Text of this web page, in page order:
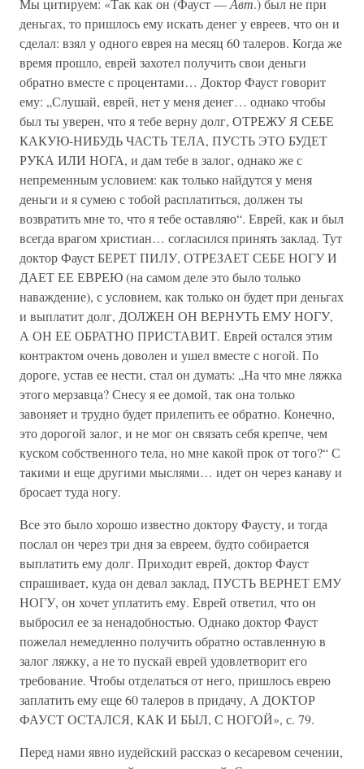
Мы цитируем: «Так как он (Фауст —Авт.) был не при
деньгах, то пришлось ему искать денег у евреев, что он и
сделал: взял у одного еврея на месяц 60 талеров. Когда же
время прошло, еврей захотел получить свои деньги
обратно вместе с процентами… Доктор Фауст говорит
ему: „Слушай, еврей, нет у меня денег… однако чтобы
был ты уверен, что я тебе верну долг, ОТРЕЖУ Я СЕБЕ
КАКУЮ-НИБУДЬ ЧАСТЬ ТЕЛА, ПУСТЬ ЭТО БУДЕТ
РУКА ИЛИ НОГА, и дам тебе в залог, однако же с
непременным условием: как только найдутся у меня
деньги и я сумею с тобой расплатиться, должен ты
возвратить мне то, что я тебе оставляю“. Еврей, как и был
всегда врагом христиан… согласился принять заклад. Тут
доктор Фауст БЕРЕТ ПИЛУ, ОТРЕЗАЕТ СЕБЕ НОГУ И
ДАЕТ ЕЕ ЕВРЕЮ (на самом деле это было только
наваждение), с условием, как только он будет при деньгах
и выплатит долг, ДОЛЖЕН ОН ВЕРНУТЬ ЕМУ НОГУ,
А ОН ЕЕ ОБРАТНО ПРИСТАВИТ. Еврей остался этим
контрактом очень доволен и ушел вместе с ногой. По
дороге, устав ее нести, стал он думать: „На что мне ляжка
этого мерзавца? Снесу я ее домой, так она только
завоняет и трудно будет прилепить ее обратно. Конечно,
это дорогой залог, и не мог он связать себя крепче, чем
куском собственного тела, но мне какой прок от того?“ С
такими и еще другими мыслями… идет он через канаву и
бросает туда ногу.
Все это было хорошо известно доктору Фаусту, и тогда
послал он через три дня за евреем, будто собирается
выплатить ему долг. Приходит еврей, доктор Фауст
спрашивает, куда он девал заклад, ПУСТЬ ВЕРНЕТ ЕМУ
НОГУ, он хочет уплатить ему. Еврей ответил, что он
выбросил ее за ненадобностью. Однако доктор Фауст
пожелал немедленно получить обратно оставленную в
залог ляжку, а не то пускай еврей удовлетворит его
требование. Чтобы отделаться от него, пришлось еврею
заплатить ему еще 60 талеров в придачу, А ДОКТОР
ФАУСТ ОСТАЛСЯ, КАК И БЫЛ, С НОГОЙ», с. 79.
Перед нами явно иудейский рассказ о кесаревом сечении,